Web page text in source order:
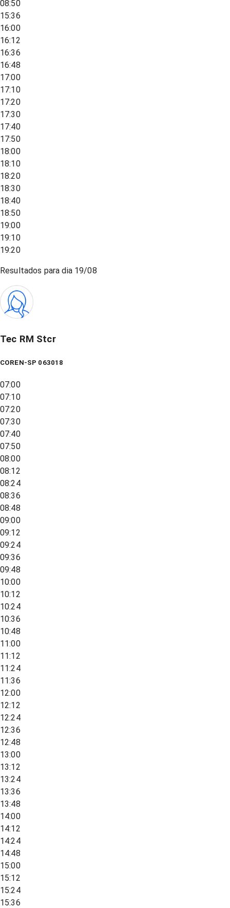
08:50
15:36
16:00
16:12
16:36
16:48
17:00
17:10
17:20
17:30
17:40
17:50
18:00
18:10
18:20
18:30
18:40
18:50
19:00
19:10
19:20
Resultados para dia 19/08
Tec RM Stcr
COREN-SP 063018
07:00
07:10
07:20
07:30
07:40
07:50
08:00
08:12
08:24
08:36
08:48
09:00
09:12
09:24
09:36
09:48
10:00
10:12
10:24
10:36
10:48
11:00
11:12
11:24
11:36
12:00
12:12
12:24
12:36
12:48
13:00
13:12
13:24
13:36
13:48
14:00
14:12
14:24
14:48
15:00
15:12
15:24
15:36